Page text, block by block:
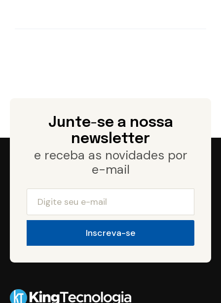
Junte-se a nossa
newsletter
e receba as novidades por
e-mail